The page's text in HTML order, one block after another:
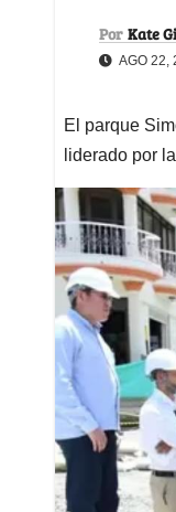
Por Kate
AGO 22,
El parque
liderado por